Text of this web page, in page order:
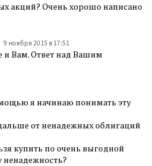
акций? Очень хорошо написано
9 ноября 2015 в 17:51
и Вам. Ответ над Вашим
я начинаю понимать эту
от ненадежных облигаций
купить по очень выгодной
ненадежность?